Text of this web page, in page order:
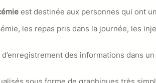
est destinée aux personnes qui ont un
les repas pris dans la journée, les
des informations dans